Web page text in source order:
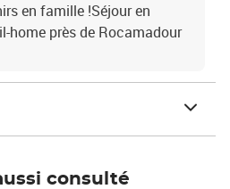
en famille !Séjour en
home près de Rocamadour
consulté